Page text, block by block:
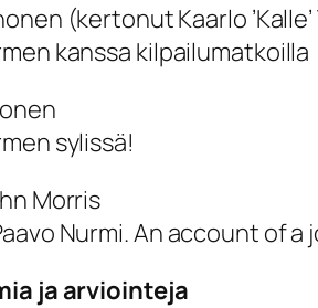
(kertonut Kaarlo
kanssa kilpailumatkoilla
sylissä!
Morris
Nurmi. An account of
ja arviointeja